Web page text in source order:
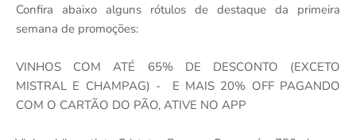
Confira abaixo alguns rótulos de destaque da primeira
semana de promoções:
VINHOS COM ATÉ 65% DE DESCONTO (EXCETO
MISTRAL E CHAMPAG) -
E MAIS 20% OFF PAGANDO
COM O CARTÃO DO PÃO, ATIVE NO APP